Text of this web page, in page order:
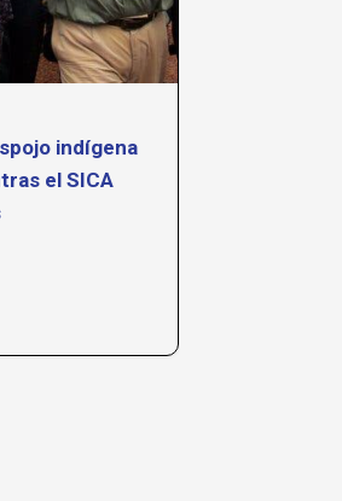
indígena
el SICA